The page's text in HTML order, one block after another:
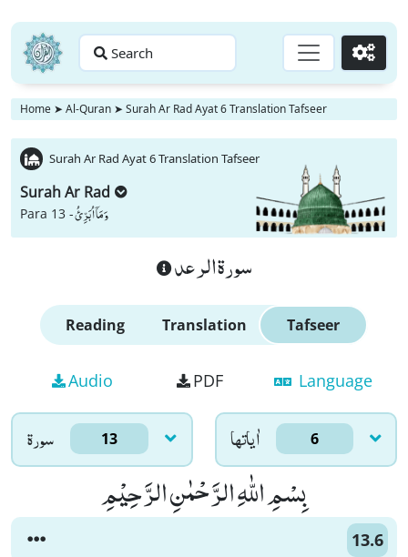
Search Go
Home ➤ Al-Quran ➤ Surah Ar Rad Ayat 6 Translation Tafseer
Surah Ar Rad Ayat 6 Translation Tafseer
Surah Ar Rad
Para 13 -وَ مَاۤ اُبَرِّئُ
سورة الرعد
Reading Translation Tafseer
Audio PDF Language
سورۃ 13 اٰياتها 6
بِسْمِ اللّٰهِ الرَّحْمٰنِ الرَّحِیْمِ
13.6